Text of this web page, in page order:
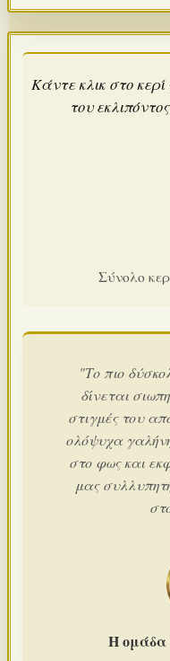
Κάντε κλικ στο
του
Σύνολο
"Το πιο
δίνεται
στιγμές του
ολόψυχα
στο φως και
μας
Η ομάδα